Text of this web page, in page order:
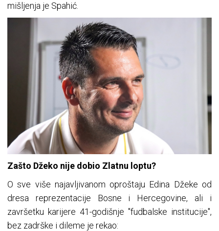
mišljenja je Spahić.
Zašto Džeko nije dobio Zlatnu loptu?
O sve više najavljivanom oproštaju Edina Džeke od
dresa reprezentacije Bosne i Hercegovine, ali i
završetku karijere 41-godišnje "fudbalske institucije",
bez zadrške i dileme je rekao: